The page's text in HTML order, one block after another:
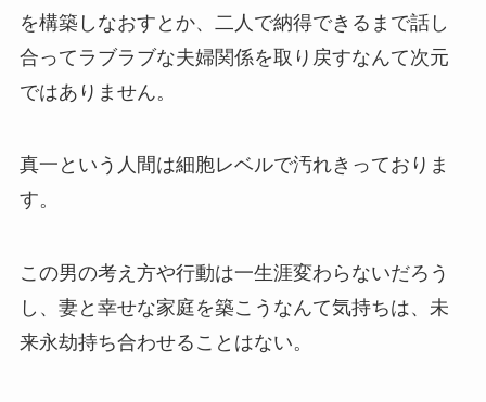
を構築しなおすとか、二人で納得できるまで話し
合ってラブラブな夫婦関係を取り戻すなんて次元
ではありません。
真一という人間は細胞レベルで汚れきっておりま
す。
この男の考え方や行動は一生涯変わらないだろう
し、妻と幸せな家庭を築こうなんて気持ちは、未
来永劫持ち合わせることはない。